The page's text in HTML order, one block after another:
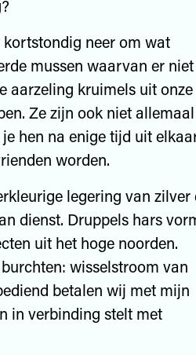
neer om wat
mussen waarvan er niet
aarzeling kruimels uit onze
Ze zijn ook niet allemaal
hen na enige tijd uit
worden.
legering van zilver
dienst. Druppels hars
uit het hoge noorden.
wisselstroom van
betalen wij met mijn
in verbinding stelt met